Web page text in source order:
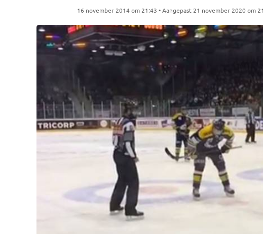
16 november 2014 om 21:43 • Aangepast 21 november 2020 om